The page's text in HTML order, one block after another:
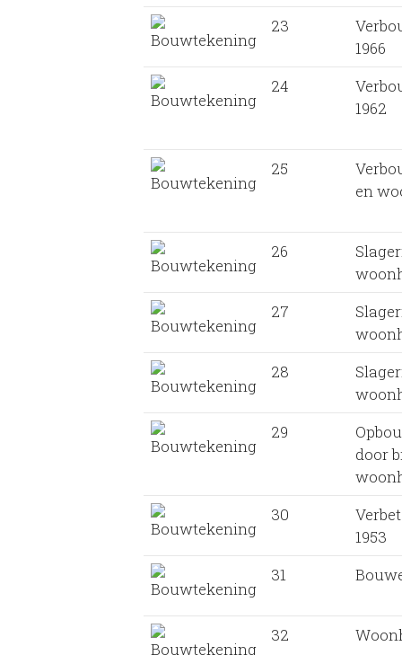
23
1966
24
1962
25
en
26
27
28
29
door
30
1953
31
32